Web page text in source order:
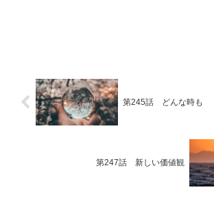
第245話 どんな時も
第247話 新しい価値観